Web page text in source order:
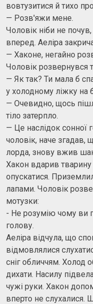
вовтузитися й тихо
— Розв'яжи мене.
Чоловік ніби не
вперед. Аеліра
— Хаконе, негайно
Чоловік розвернувся
— Як так? Ти мала б
у холодному ліжку на
— Очевидно, щось
тіло затерпло.
— Це наслідок сонної
чоловік, наче згадав,
лорда, знову вжив
Хакон вдарив
опускатися.
лапами. Чоловік
мотузки:
- Не розумію чому ви
голову.
Аеліра відчула, що
відмовлялися
сніг обличчям. Холод
дихати. Насилу
чужі руки. Хакон
вперто не слухалися.